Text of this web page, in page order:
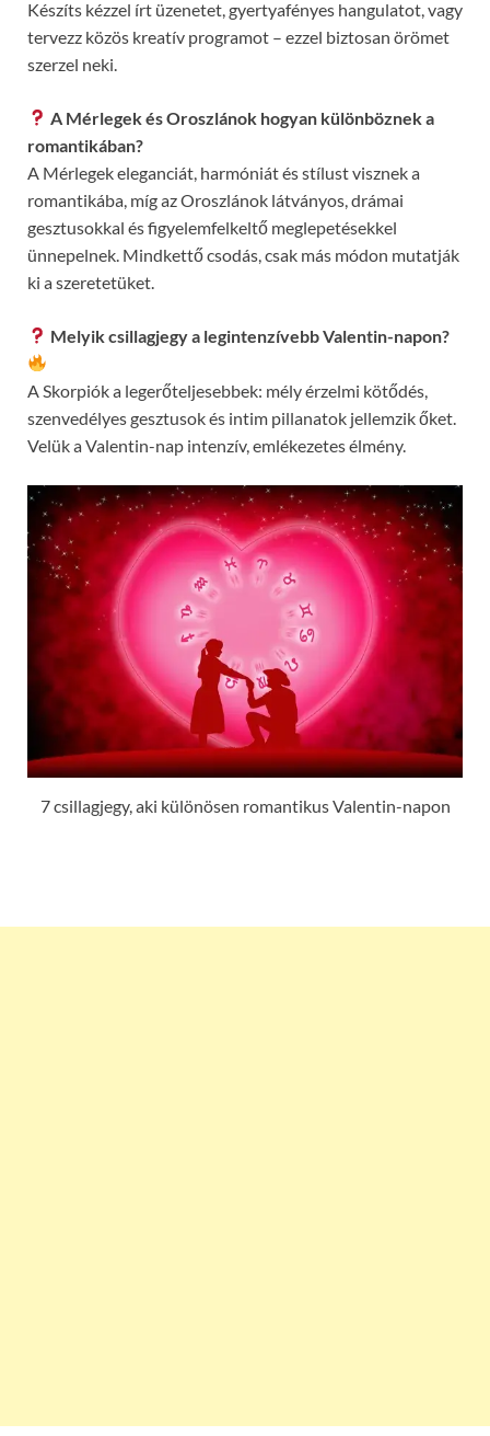
Készíts kézzel írt üzenetet, gyertyafényes hangulatot, vagy
tervezz közös kreatív programot – ezzel biztosan örömet
szerzel neki.
A Mérlegek és Oroszlánok hogyan különböznek a
romantikában?
A Mérlegek eleganciát, harmóniát és stílust visznek a
romantikába, míg az Oroszlánok látványos, drámai
gesztusokkal és figyelemfelkeltő meglepetésekkel
ünnepelnek. Mindkettő csodás, csak más módon mutatják
ki a szeretetüket.
Melyik csillagjegy a legintenzívebb Valentin-napon?
A Skorpiók a legerőteljesebbek: mély érzelmi kötődés,
szenvedélyes gesztusok és intim pillanatok jellemzik őket.
Velük a Valentin-nap intenzív, emlékezetes élmény.
7 csillagjegy, aki különösen romantikus Valentin-napon